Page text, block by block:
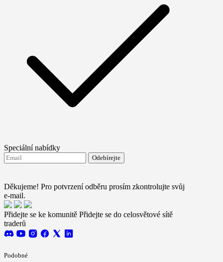
Speciální nabídky
Odebírejte
Děkujeme! Pro potvrzení odběru prosím zkontrolujte svůj
e-mail.
Přidejte se ke komunitě Přidejte se do celosvětové sítě
traderů
Podobné